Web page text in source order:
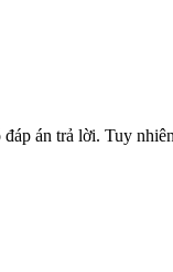
án trả lời. Tuy